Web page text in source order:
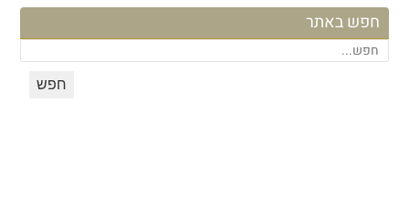
חפש באתר